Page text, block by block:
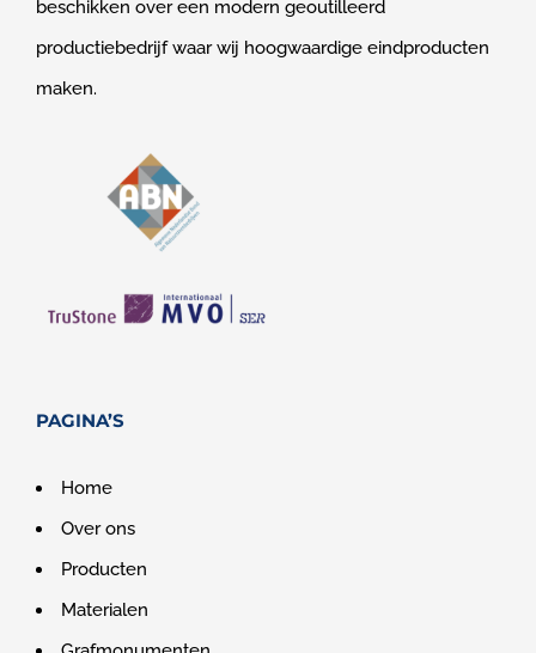
beschikken over een modern geoutilleerd
productiebedrijf waar wij hoogwaardige eindproducten
maken.
PAGINA’S
Home
Over ons
Producten
Materialen